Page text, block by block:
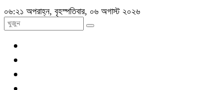
০৬:২১ অপরাহ্ন, বৃহস্পতিবার, ০৬ অগাস্ট ২০২৬